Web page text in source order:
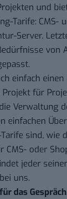
und
Tarife: CMS-
Server.
von
einfach
für
Verwaltung
einfachen
sind, wie
CMS- oder
jeder
uns.
das